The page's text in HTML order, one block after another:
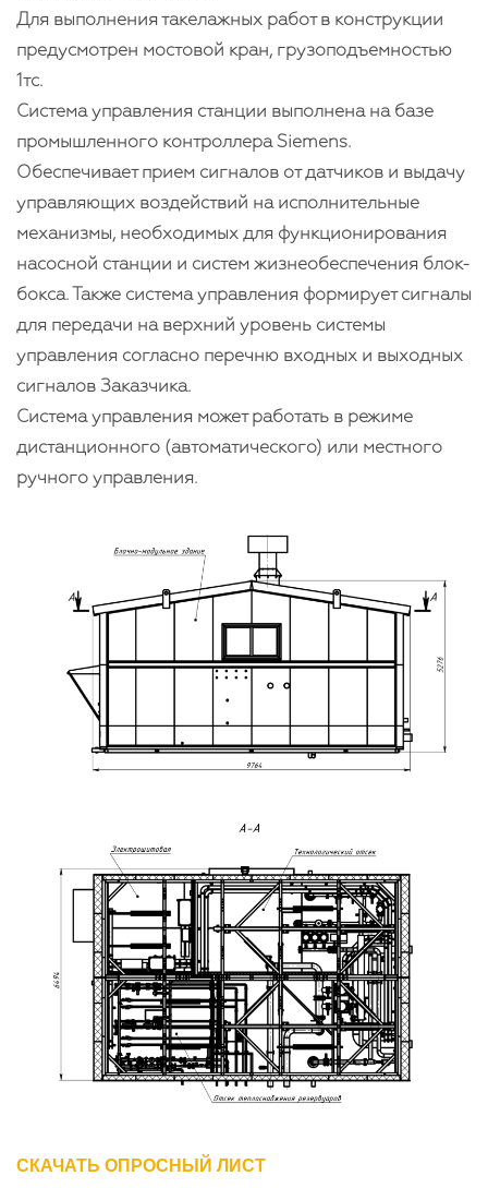
Для выполнения такелажных работ в конструкции
предусмотрен мостовой кран, грузоподъемностью
1тс.
Система управления станции выполнена на базе
промышленного контроллера Siemens.
Обеспечивает прием сигналов от датчиков и выдачу
управляющих воздействий на исполнительные
механизмы, необходимых для функционирования
насосной станции и систем жизнеобеспечения блок-
бокса. Также система управления формирует сигналы
для передачи на верхний уровень системы
управления согласно перечню входных и выходных
сигналов Заказчика.
Система управления может работать в режиме
дистанционного (автоматического) или местного
ручного управления.
СКАЧАТЬ ОПРОСНЫЙ ЛИСТ